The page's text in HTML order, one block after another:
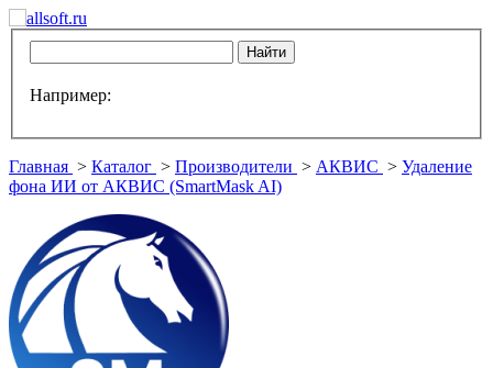
Например:
Главная > Каталог > Производители > АКВИС > Удаление
фона ИИ от АКВИС (SmartMask AI)